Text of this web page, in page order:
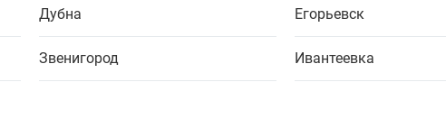
Дубна Егорьевск
Звенигород Ивантеевка